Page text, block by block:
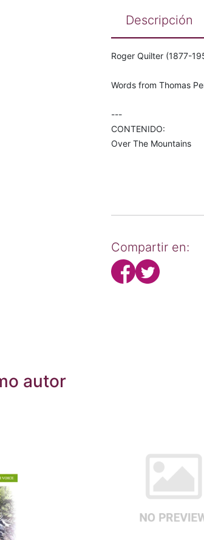
Descripción
Roger Quilter (1877-
Words from Thomas
---
CONTENIDO:
Over The Mountains
Compartir en:
autor